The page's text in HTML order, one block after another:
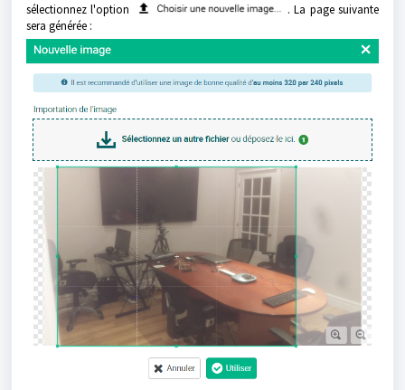
sélectionnez l'option
. La page suivante
sera générée :